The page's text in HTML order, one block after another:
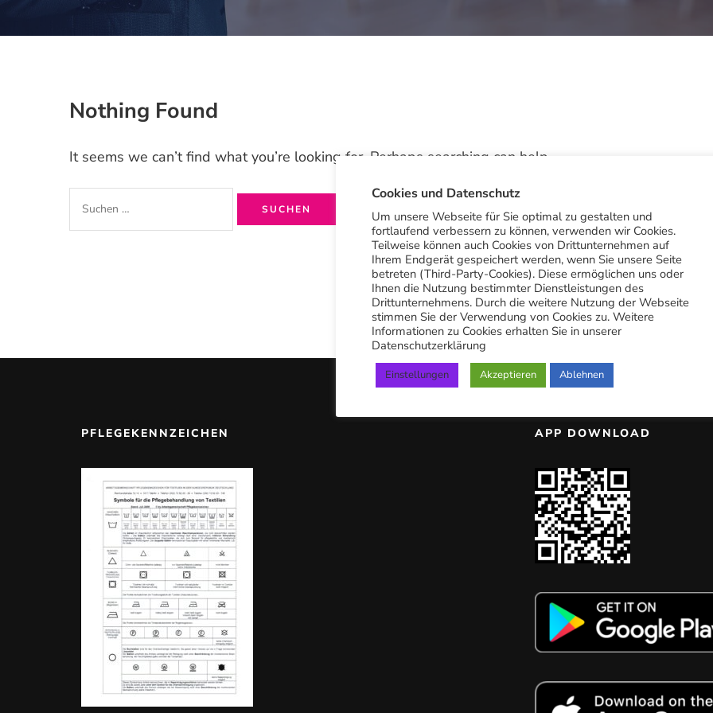
Nothing Found
It seems we can’t find what you’re looking for. Perhaps searching can help.
PFLEGEKENNZEICHEN APP DOWNLOAD
Cookies und Datenschutz
Um unsere Webseite für Sie optimal zu gestalten und
fortlaufend verbessern zu können, verwenden wir Cookies.
Teilweise können auch Cookies von Drittunternehmen auf
Ihrem Endgerät gespeichert werden, wenn Sie unsere Seite
betreten (Third-Party-Cookies). Diese ermöglichen uns oder
Ihnen die Nutzung bestimmter Dienstleistungen des
Drittunternehmens. Durch die weitere Nutzung der Webseite
stimmen Sie der Verwendung von Cookies zu. Weitere
Informationen zu Cookies erhalten Sie in unserer
Datenschutzerklärung
Einstellungen Akzeptieren Ablehnen